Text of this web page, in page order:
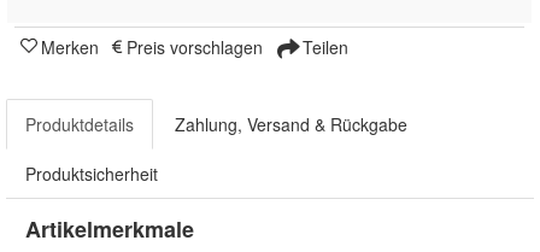
Merken Preis vorschlagen Teilen
Produktdetails Zahlung, Versand & Rückgabe
Produktsicherheit
Artikelmerkmale